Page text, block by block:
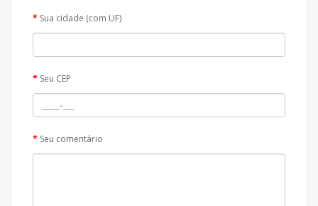
Sua cidade (com UF)
Seu CEP
Seu comentário